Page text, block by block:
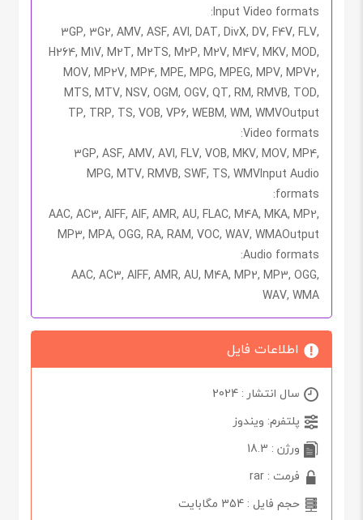
Input Video formats:
3GP, 3G2, AMV, ASF, AVI, DAT, DivX, DV, F4V, FLV,
H264, M1V, M2T, M2TS, M2P, M2V, M4V, MKV, MOD,
MOV, MP2V, MP4, MPE, MPG, MPEG, MPV, MPV2,
MTS, MTV, NSV, OGM, OGV, QT, RM, RMVB, TOD,
TP, TRP, TS, VOB, VP6, WEBM, WM, WMVOutput
Video formats:
3GP, ASF, AMV, AVI, FLV, VOB, MKV, MOV, MP4,
MPG, MTV, RMVB, SWF, TS, WMVInput Audio
formats:
AAC, AC3, AIFF, AIF, AMR, AU, FLAC, M4A, MKA, MP2,
MP3, MPA, OGG, RA, RAM, VOC, WAV, WMAOutput
Audio formats:
AAC, AC3, AIFF, AMR, AU, M4A, MP2, MP3, OGG,
WAV, WMA
اطلاعات فایل
سال انتشار : 2024
پلتفرم: ویندوز
ورژن : 18.3
فرمت : rar
حجم فایل : 354 مگابایت